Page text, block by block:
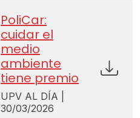
PoliCar:
cuidar el
medio
ambiente
tiene premio
UPV AL DÍA |
30/03/2026